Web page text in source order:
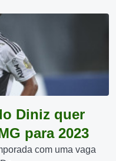
Diniz quer
para 2023
com uma vaga